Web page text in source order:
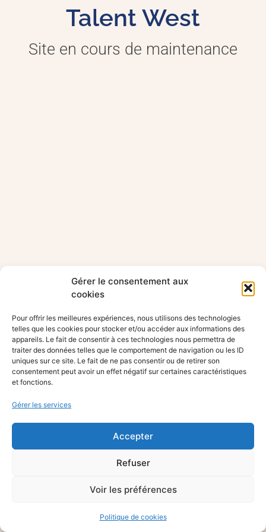
Gérer le consentement aux
cookies
Pour offrir les meilleures expériences, nous utilisons des technologies
telles que les cookies pour stocker et/ou accéder aux informations des
appareils. Le fait de consentir à ces technologies nous permettra de
traiter des données telles que le comportement de navigation ou les ID
uniques sur ce site. Le fait de ne pas consentir ou de retirer son
consentement peut avoir un effet négatif sur certaines caractéristiques
et fonctions.
Gérer les services
Accepter
Refuser
Voir les préférences
Politique de cookies
Talent West
Site en cours de maintenance